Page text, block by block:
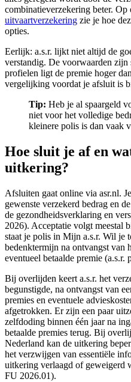
combinatieverzekering beter. Op
uitvaartverzekering zie je hoe
opties.
Eerlijk: a.s.r. lijkt niet altijd de
verstandig. De voorwaarden zijn
profielen ligt de premie hoger
vergelijking voordat je afsluit is
Tip: Heb je al spaargeld
niet voor het volledige
kleinere polis is dan vaak
Hoe sluit je af en
uitkering?
Afsluiten gaat online via asr.nl.
gewenste verzekerd bedrag en
de gezondheidsverklaring en
2026). Acceptatie volgt meestal
staat je polis in Mijn a.s.r. Wil je
bedenktermijn na ontvangst van
eventueel betaalde premie
Bij overlijden keert a.s.r. het
begunstigde, na ontvangst van
premies en eventuele
afgetrokken. Er zijn een paar
zelfdoding binnen één jaar na
betaalde premies terug. Bij
Nederland kan de uitkering
het verzwijgen van essentiële
uitkering verlaagd of geweigerd
FU 2026.01).